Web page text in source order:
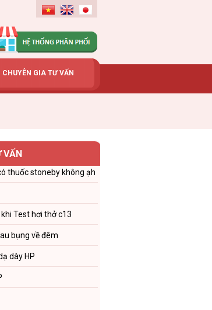
CHUYÊN GIA TƯ VẤN
VẤN
thuốc stoneby không ạh
Test hơi thở c13
bụng về đêm
dày HP